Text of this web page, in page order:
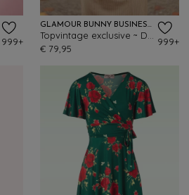
999+
GLAMOUR BUNNY BUSINESS BABE
€ 79,95
999+